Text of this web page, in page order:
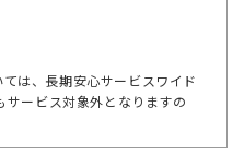
は、長期安心サービスワイド
サービス対象外となりますの